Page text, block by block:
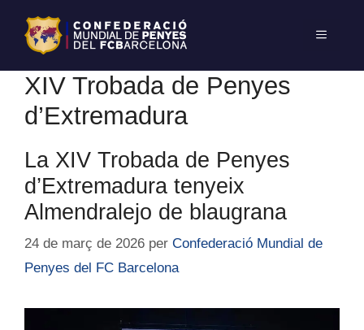
XIV Trobada de Penyes
d’Extremadura
La XIV Trobada de Penyes
d’Extremadura tenyeix
Almendralejo de blaugrana
24 de març de 2026 per Confederació Mundial de
Penyes del FC Barcelona